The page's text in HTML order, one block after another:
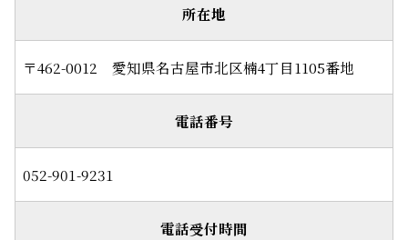
所在地
〒462-0012 愛知県名古屋市北区楠4丁目1105番地
電話番号
052-901-9231
電話受付時間